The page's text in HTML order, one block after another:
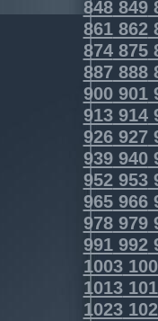
848849
861862
874875
887888
900901
913914
926927
939940
952953
965966
978979
991992
1003
1013
1023